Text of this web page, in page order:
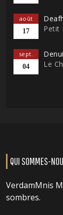
août
17
Petit
sept.
04
Le
QUI SOMMES-
VerdamMnis
sombres.